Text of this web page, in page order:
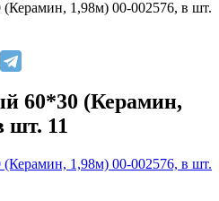
1,98м) 00-002576, в шт.
60*30 (Керамин,
шт. 11